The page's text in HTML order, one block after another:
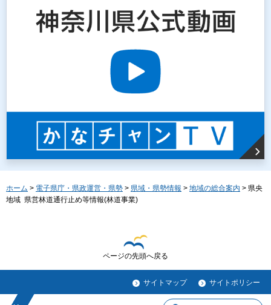
ホーム > 電子県庁・県政運営・県勢 > 県域・県勢情報 > 地域の総合案内 > 県央
地域 県営林道通行止め等情報(林道事業)
ページの先頭へ戻る
サイトマップ サイトポリシー